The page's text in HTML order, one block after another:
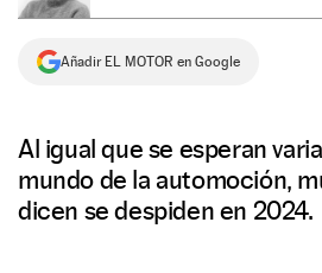
Añadir EL MOTOR en Google
Al igual que se esperan
mundo de la automoción,
dicen se despiden en 2024.